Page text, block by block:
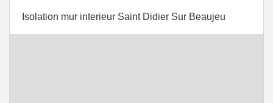
Isolation mur interieur Saint Didier Sur Beaujeu